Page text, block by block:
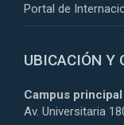
Portal de
UBICACIÓN Y
Campus principal
Av. Universitaria